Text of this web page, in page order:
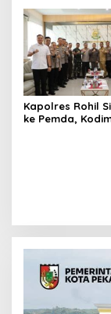
Sendayan
Kapolres Rohil
ke Pemda,